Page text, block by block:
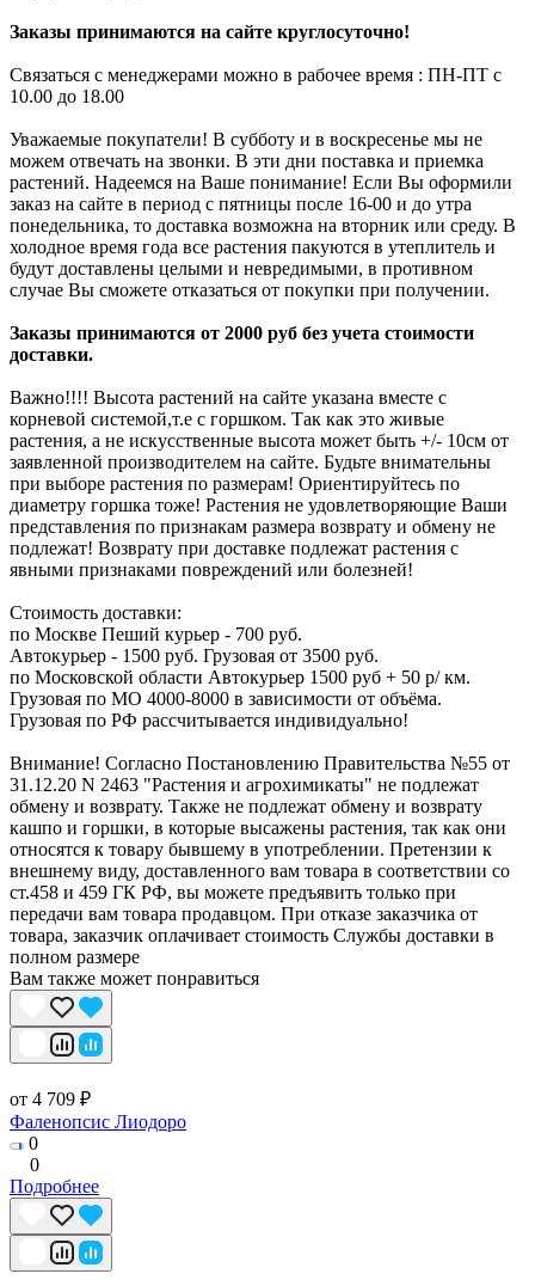
Заказы принимаются на сайте круглосуточно!
Связаться с менеджерами можно в рабочее время : ПН-ПТ с
10.00 до 18.00
Уважаемые покупатели! В субботу и в воскресенье мы не
можем отвечать на звонки. В эти дни поставка и приемка
растений. Надеемся на Ваше понимание! Если Вы оформили
заказ на сайте в период с пятницы после 16-00 и до утра
понедельника, то доставка возможна на вторник или среду. В
холодное время года все растения пакуются в утеплитель и
будут доставлены целыми и невредимыми, в противном
случае Вы сможете отказаться от покупки при получении.
Заказы принимаются от 2000 руб без учета стоимости
доставки.
Важно!!!! Высота растений на сайте указана вместе с
корневой системой,т.е с горшком. Так как это живые
растения, а не искусственные высота может быть +/- 10см от
заявленной производителем на сайте. Будьте внимательны
при выборе растения по размерам! Ориентируйтесь по
диаметру горшка тоже! Растения не удовлетворяющие Ваши
представления по признакам размера возврату и обмену не
подлежат! Возврату при доставке подлежат растения с
явными признаками повреждений или болезней!
Стоимость доставки:
по Москве Пеший курьер - 700 руб.
Автокурьер - 1500 руб. Грузовая от 3500 руб.
по Московской области Автокурьер 1500 руб + 50 р/ км.
Грузовая по МО 4000-8000 в зависимости от объёма.
Грузовая по РФ рассчитывается индивидуально!
Внимание! Согласно Постановлению Правительства №55 от
31.12.20 N 2463 "Растения и агрохимикаты" не подлежат
обмену и возврату. Также не подлежат обмену и возврату
кашпо и горшки, в которые высажены растения, так как они
относятся к товару бывшему в употреблении. Претензии к
внешнему виду, доставленного вам товара в соответствии со
ст.458 и 459 ГК РФ, вы можете предъявить только при
передачи вам товара продавцом. При отказе заказчика от
товара, заказчик оплачивает стоимость Службы доставки в
полном размере
Вам также может понравиться
от 4 709 ₽
Фаленопсис Лиодоро
0
0
Подробнее